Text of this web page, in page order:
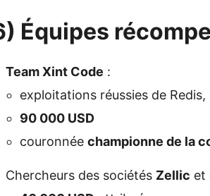
Équipes
Team Xint Code :
exploitations réussies de
90 000 USD
couronnée championne de la
Chercheurs des sociétés Zellic et